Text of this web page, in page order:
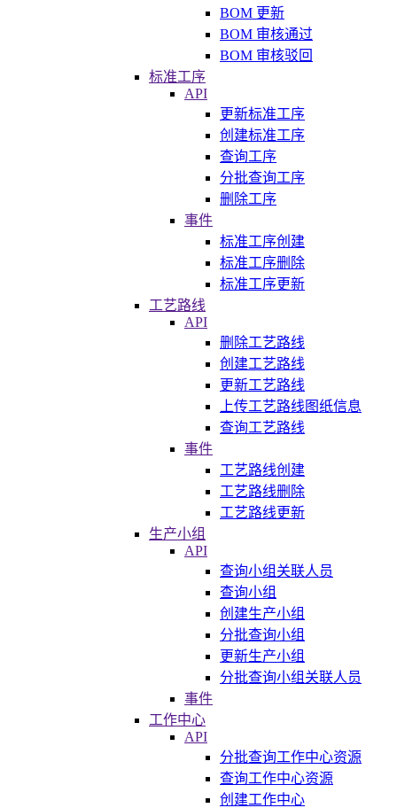
BOM 更新
BOM 审核通过
BOM 审核驳回
标准工序
API
更新标准工序
创建标准工序
查询工序
分批查询工序
删除工序
事件
标准工序创建
标准工序删除
标准工序更新
工艺路线
API
删除工艺路线
创建工艺路线
更新工艺路线
上传工艺路线图纸信息
查询工艺路线
事件
工艺路线创建
工艺路线删除
工艺路线更新
生产小组
API
查询小组关联人员
查询小组
创建生产小组
分批查询小组
更新生产小组
分批查询小组关联人员
事件
工作中心
API
分批查询工作中心资源
查询工作中心资源
创建工作中心